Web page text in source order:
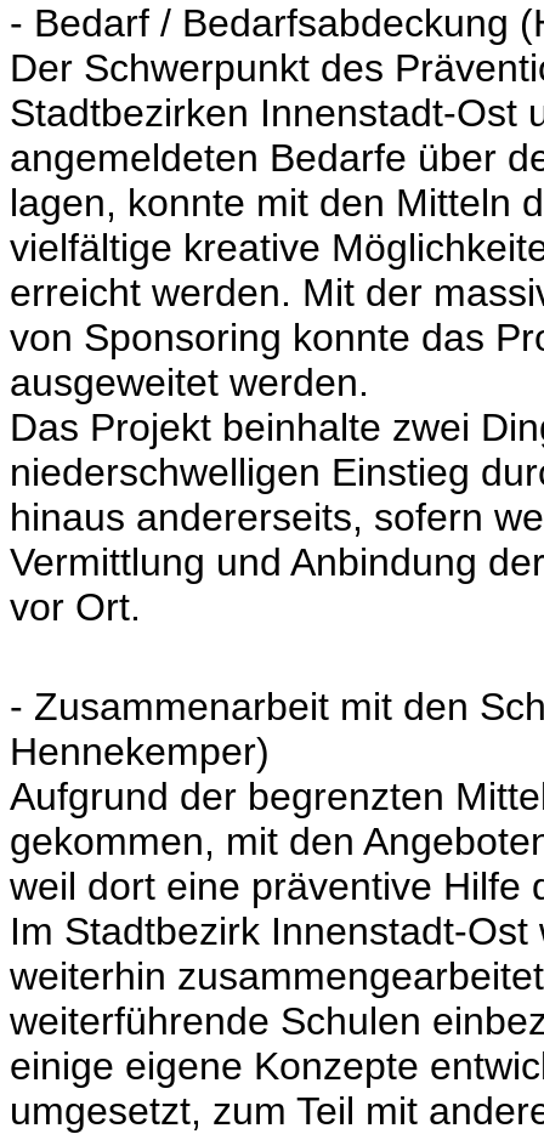
- Bedarf / Bedarfsabdeckung
Der Schwerpunkt des
Stadtbezirken Innenstadt-Ost
angemeldeten Bedarfe über
lagen, konnte mit den Mitteln
vielfältige kreative
erreicht werden. Mit der
von Sponsoring konnte das
ausgeweitet werden.
Das Projekt beinhalte zwei
niederschwelligen Einstieg
hinaus andererseits, sofern
Vermittlung und Anbindung
vor Ort.
- Zusammenarbeit mit den
Hennekemper)
Aufgrund der begrenzten
gekommen, mit den
weil dort eine präventive Hilfe
Im Stadtbezirk Innenstadt-
weiterhin
weiterführende Schulen
einige eigene Konzepte
umgesetzt, zum Teil mit